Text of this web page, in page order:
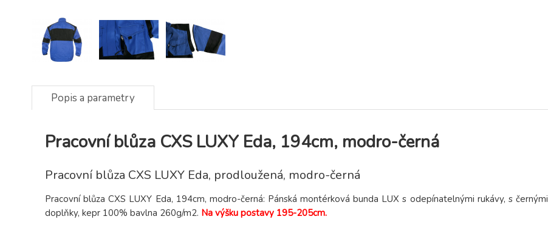
Popis a parametry
Pracovní blůza CXS LUXY Eda, 194cm, modro-černá
Pracovní blůza CXS LUXY Eda, prodloužená, modro-černá
Pracovní blůza CXS LUXY Eda, 194cm, modro-černá: Pánská montérková bunda LUX s odepínatelnými rukávy, s černými
doplňky, kepr 100% bavlna 260g/m2. Na výšku postavy 195-205cm.